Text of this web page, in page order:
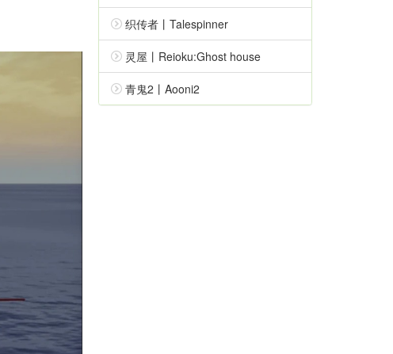
织传者丨Talespinner
灵屋丨Reioku:Ghost house
青鬼2丨Aooni2